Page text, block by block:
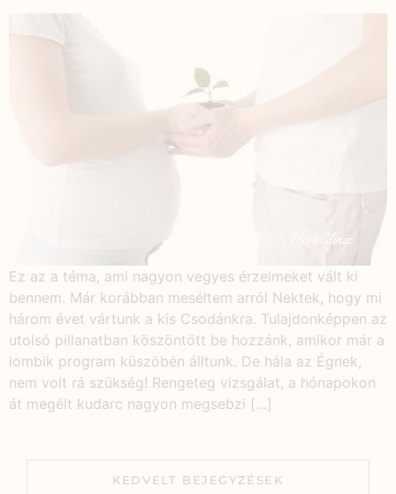
Ez az a téma, ami nagyon vegyes érzelmeket vált ki
bennem. Már korábban meséltem arról Nektek, hogy mi
három évet vártunk a kis Csodánkra. Tulajdonképpen az
utolsó pillanatban köszöntött be hozzánk, amikor már a
lombik program küszöbén álltunk. De hála az Égnek,
nem volt rá szükség! Rengeteg vizsgálat, a hónapokon
át megélt kudarc nagyon megsebzi […]
KEDVELT BEJEGYZÉSEK